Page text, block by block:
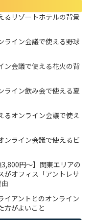
るリゾートホテルの背景
ライン会議で使える野球
ン会議で使える花火の背
ライン飲み会で使える夏
るオンライン会議で使え
ンライン会議で使えるビ
3,800円〜】関東エリアの
がオフィス「アントレサ
イアントとのオンライン
方がよいこと